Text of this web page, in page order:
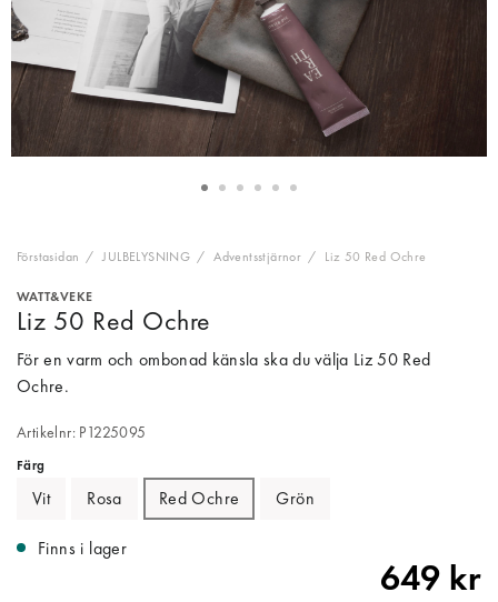
Förstasidan JULBELYSNING Adventsstjärnor Liz 50 Red Ochre
WATT&VEKE
Liz 50 Red Ochre
För en varm och ombonad känsla ska du välja Liz 50 Red
Ochre.
Artikelnr: P1225095
Färg
Vit Rosa Red Ochre Grön
Finns i lager
649 kr